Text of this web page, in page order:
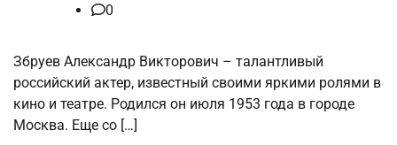
0
Збруев Александр Викторович – талантливый
российский актер, известный своими яркими ролями в
кино и театре. Родился он июля 1953 года в городе
Москва. Еще со […]